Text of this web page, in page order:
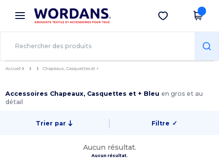
× Appli Wordans
Meilleurs prix sur l’app !
Obtenir l'appli
Accueil Chapeaux, Casquettes et +
Accessoires Chapeaux, Casquettes et + Bleuen gros et au
détail
Trier par Filtre ✓
Aucun résultat.
Aucun résultat.